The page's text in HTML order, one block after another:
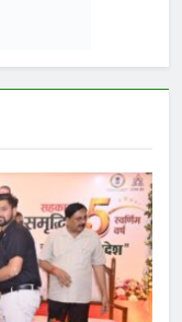
नगर में समर कैंप का
क्रमांक 19, 22, 45,
ग्रीष्मकालीन खेल
शुभारंभ